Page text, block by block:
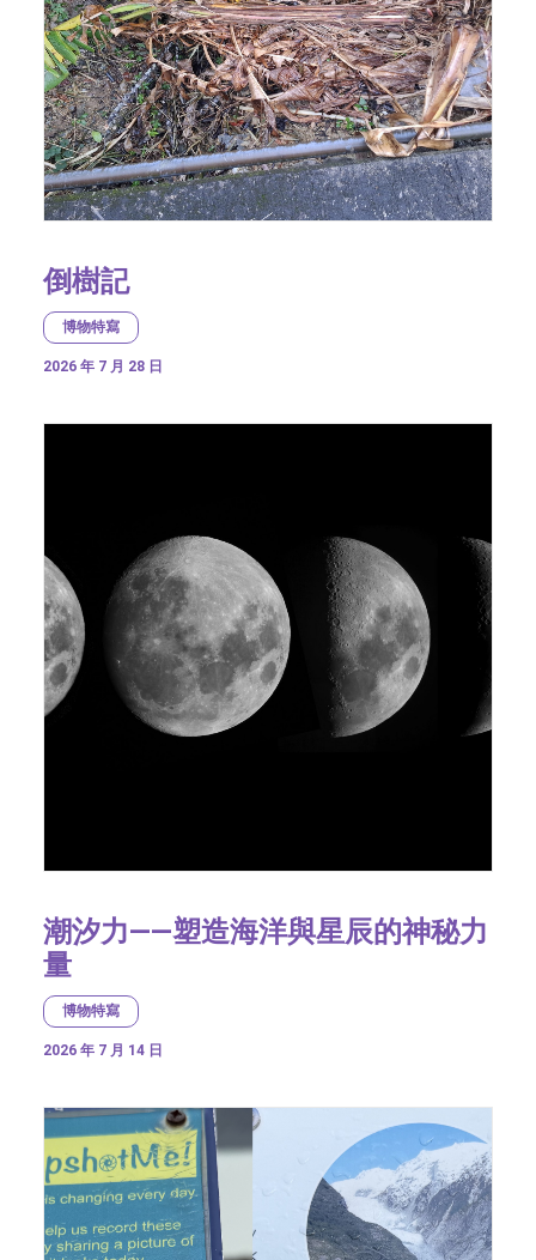
倒樹記
博物特寫
2026 年 7 月 28 日
潮汐力——塑造海洋與星辰的神秘力
量
博物特寫
2026 年 7 月 14 日